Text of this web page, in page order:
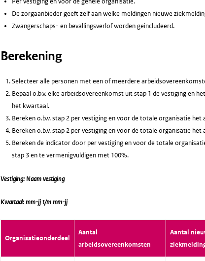
De zorgaanbieder geeft zelf aan welke meldingen nieuwe
Zwangerschaps- en bevallingsverlof worden geincludeerd.
Berekening
Selecteer alle personen met een of meerdere
Bepaal o.b.v. elke arbeidsovereenkomst uit stap 1 de vestiging en
het kwartaal.
Bereken o.b.v. stap 2 per vestiging en voor de totale organisatie
Bereken o.b.v. stap 2 per vestiging en voor de totale organisatie
Bereken de indicator door per vestiging en voor de totale
stap 3 en te vermenigvuldigen met 100%.
Vestiging: Naam vestiging
Kwartaal: mm-jj t/m mm-jj
Organisatieonderdeel
Aantal
arbeidsovereenkomsten
Aantal